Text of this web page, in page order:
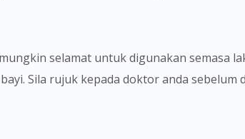
selamat untuk digunakan semasa
Sila rujuk kepada doktor anda sebelum